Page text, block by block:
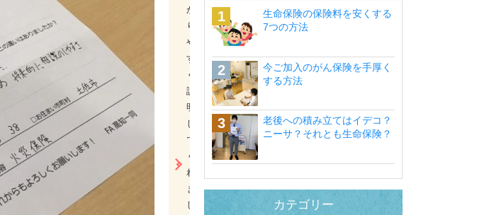
か
り
や
す
く
説
明
し
て
く
れ
ま
し
生命保険の保険料を安くする
7つの方法
今ご加入のがん保険を手厚く
する方法
老後への積み立てはイデコ？
ニーサ？それとも生命保険？
カテゴリー